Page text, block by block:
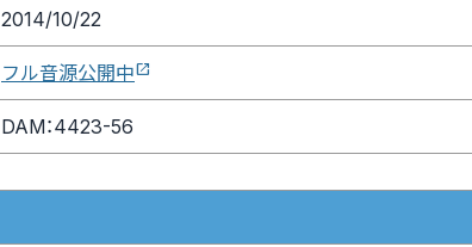
2014/10/22
フル音源公開中
DAM：4423-56